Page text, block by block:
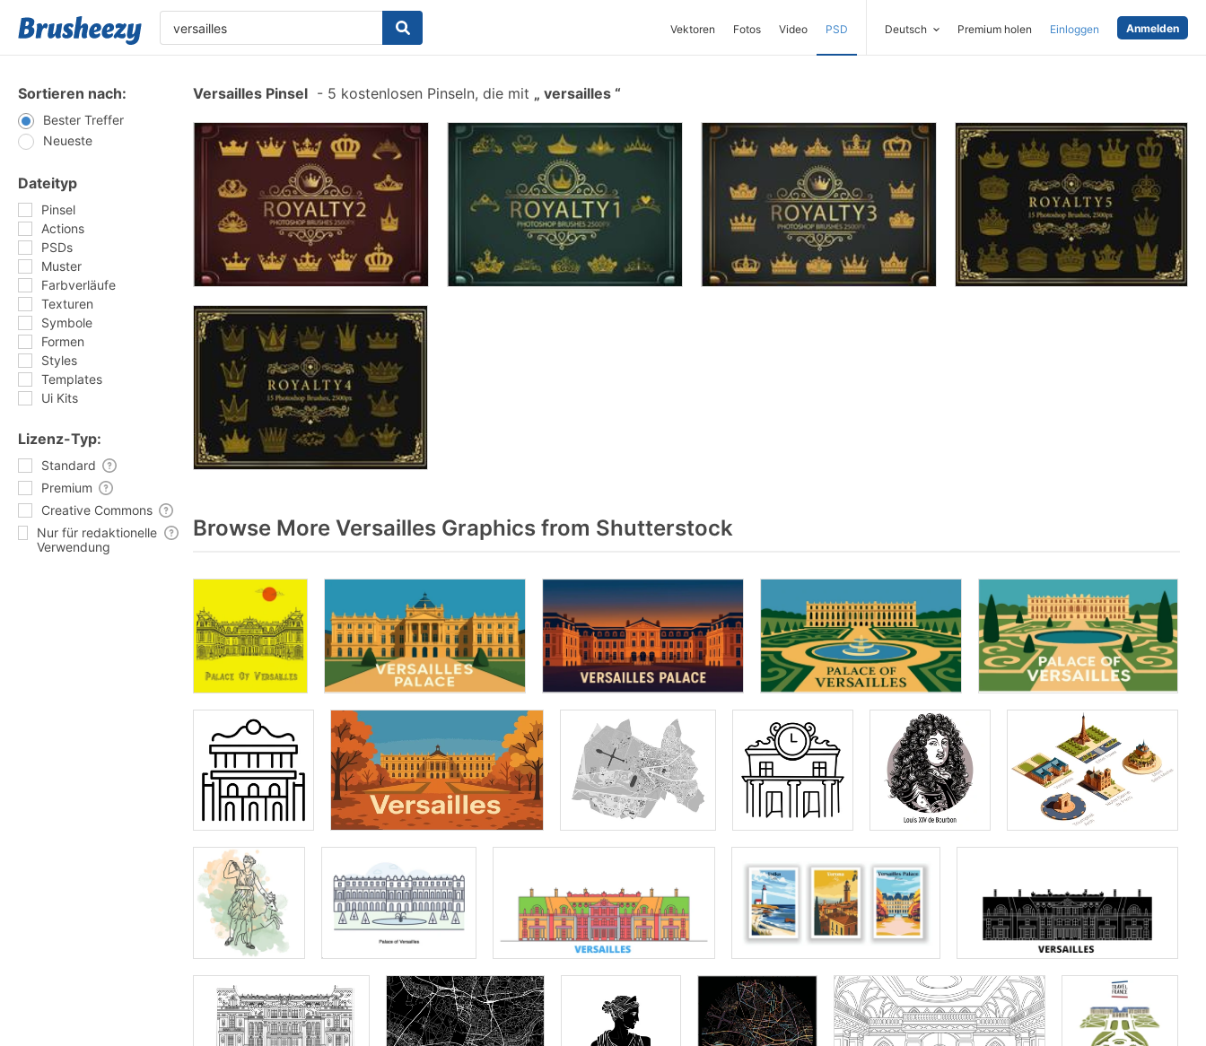
Vektoren Fotos Video PSD Deutsch Premium holen Einloggen Anmelden
Sortieren nach:
Bester Treffer
Neueste
Dateityp
Pinsel
Actions
PSDs
Muster
Farbverläufe
Texturen
Symbole
Formen
Styles
Templates
Ui Kits
Lizenz-Typ:
Standard
Premium
Creative Commons
Nur für redaktionelle
Verwendung
Versailles Pinsel - 5 kostenlosen Pinseln, die mit versailles
Browse More Versailles Graphics from Shutterstock